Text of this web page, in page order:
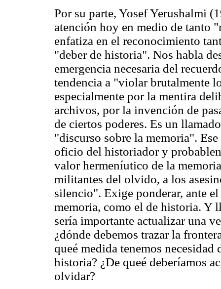
Por su parte, Yosef Yerushalmi
atención hoy en medio de tanto
enfatiza en el reconocimiento
"deber de historia". Nos habla
emergencia necesaria del
tendencia a "violar brutalmente
especialmente por la mentira
archivos, por la invención de
de ciertos poderes. Es un
"discurso sobre la memoria".
oficio del historiador y
valor hermeníutico de la
militantes del olvido, a los
silencio". Exige ponderar, ante el
memoria, como el de historia. Y
sería importante actualizar una
¿dónde debemos trazar la
queé medida tenemos necesidad
historia? ¿De queé deberíamos
olvidar?